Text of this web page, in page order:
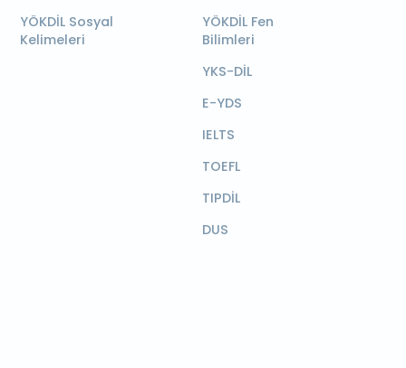
YÖKDİL Sosyal
Kelimeleri
YÖKDİL Fen
Bilimleri
YKS-DİL
E-YDS
IELTS
TOEFL
TIPDİL
DUS